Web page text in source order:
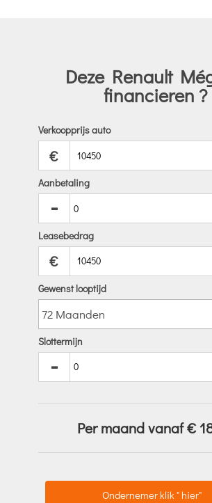
Deze Renault
financieren ?
Verkoopprijs auto
€
Aanbetaling
-
Leasebedrag
€
Gewenst looptijd
Slottermijn
-
Per maand vanaf €
Ondernemer klik " hier"